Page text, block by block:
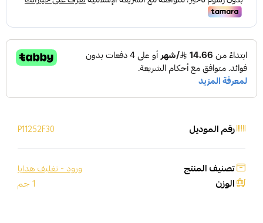
رقم الموديل P11252F30
تصنيف المنتج ورود - تغليف هدايا
الوزن 1 جم